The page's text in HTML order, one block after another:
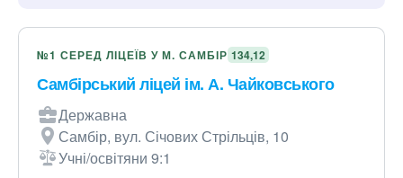
№1 СЕРЕД ЛІЦЕЇВ У М. САМБІР 134,12
Самбірський ліцей ім. А. Чайковського
Державна
Самбір, вул. Січових Стрільців, 10
Учні/освітяни 9:1